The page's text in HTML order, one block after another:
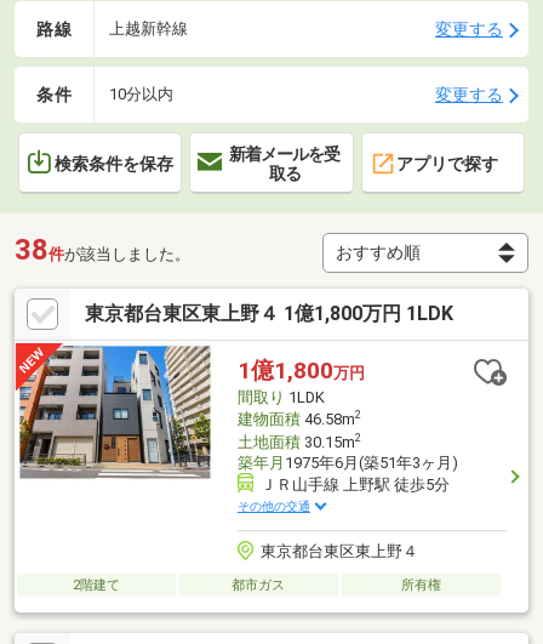
路線 上越新幹線 変更する
条件 10分以内 変更する
検索条件を保存
新着メールを受
取る
アプリで探す
38件が該当しました。
東京都台東区東上野４ 1億1,800万円 1LDK
1億1,800万円
間取り 1LDK
建物面積46.58m2
土地面積30.15m2
築年月 1975年6月(築51年3ヶ月)
ＪＲ山手線 上野駅 徒歩5分
その他の交通
東京都台東区東上野４
2階建て 都市ガス 所有権